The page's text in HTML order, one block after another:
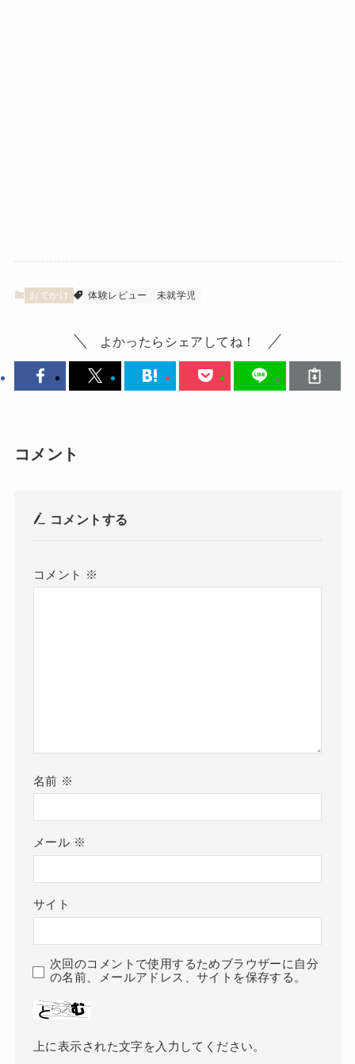
おでかけ 体験レビュー 未就学児
よかったらシェアしてね！
コメント
コメントする
コメント ※
名前 ※
メール ※
サイト
次回のコメントで使用するためブラウザーに自分
の名前、メールアドレス、サイトを保存する。
上に表示された文字を入力してください。